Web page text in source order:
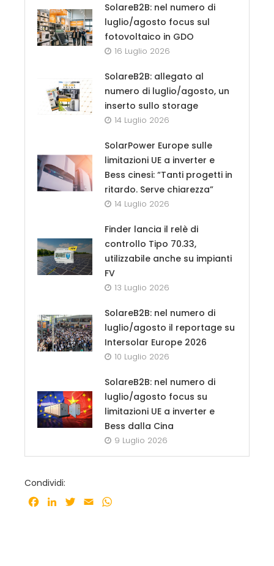
SolareB2B: nel numero di
luglio/agosto focus sul
fotovoltaico in GDO
16 Luglio 2026
SolareB2B: allegato al
numero di luglio/agosto, un
inserto sullo storage
14 Luglio 2026
SolarPower Europe sulle
limitazioni UE a inverter e
Bess cinesi: “Tanti progetti in
ritardo. Serve chiarezza”
14 Luglio 2026
Finder lancia il relè di
controllo Tipo 70.33,
utilizzabile anche su impianti
FV
13 Luglio 2026
SolareB2B: nel numero di
luglio/agosto il reportage su
Intersolar Europe 2026
10 Luglio 2026
SolareB2B: nel numero di
luglio/agosto focus su
limitazioni UE a inverter e
Bess dalla Cina
9 Luglio 2026
Condividi:
Facebook
LinkedInTwitter
Email